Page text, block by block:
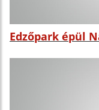
Edzőpark épül